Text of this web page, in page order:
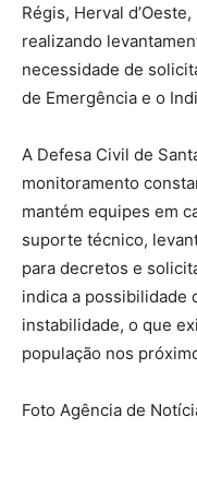
Régis, Herval
realizando
necessidade de
de Emergência e o
A Defesa Civil de
monitoramento
mantém equipes em
suporte técnico,
para decretos e
indica a possibilidade
instabilidade, o que
população nos
Foto Agência de